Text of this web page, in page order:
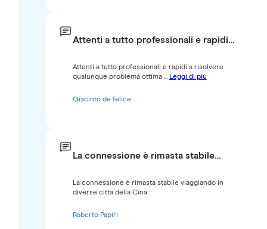
Attenti a tutto professionali e rapidi…
Attenti a tutto professionali e rapidi a risolvere
qualunque problema ottima ... Leggi di più
Giacinto de felice
La connessione è rimasta stabile…
La connessione è rimasta stabile viaggiando in
diverse città della Cina.
Roberto Papiri